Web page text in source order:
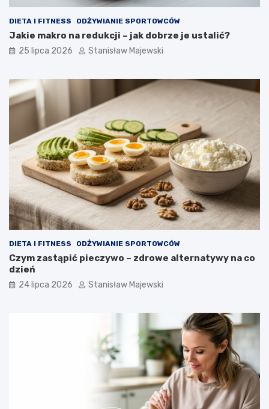
DIETA I FITNESS ODŻYWIANIE SPORTOWCÓW
Jakie makro na redukcji – jak dobrze je ustalić?
25 lipca 2026 Stanisław Majewski
DIETA I FITNESS ODŻYWIANIE SPORTOWCÓW
Czym zastąpić pieczywo – zdrowe alternatywy na co
dzień
24 lipca 2026 Stanisław Majewski